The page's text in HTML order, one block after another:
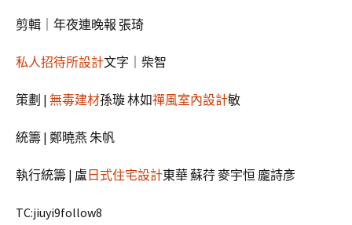
剪輯｜年夜連晚報 張琦
私人招待所設計文字｜柴智
策劃 | 無毒建材孫璇 林如禪風室內設計敏
統籌 | 鄭曉燕 朱帆
執行統籌 | 盧 日式住宅設計東華 蘇荇 麥宇恒 龐詩彥
TC:jiuyi9follow8